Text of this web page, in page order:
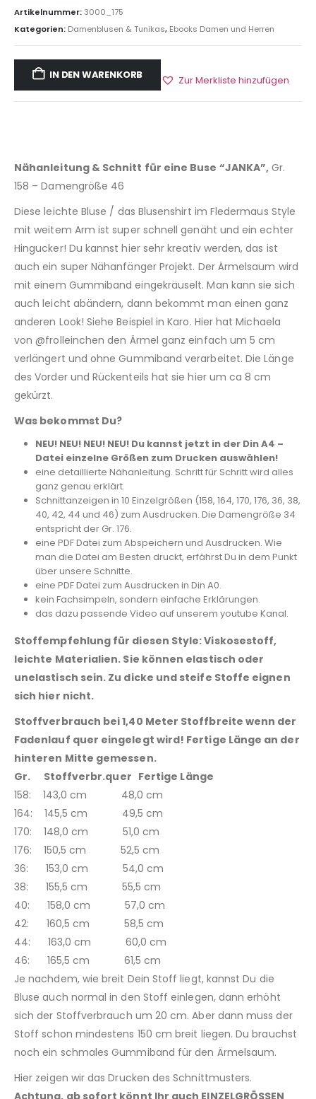
Artikelnummer:3000_175
Kategorien: Damenblusen & Tunikas, Ebooks Damen und Herren
IN DEN WARENKORB Zur Merkliste hinzufügen
Nähanleitung & Schnitt für eine Buse “JANKA”, Gr.
158 – Damengröße 46
Diese leichte Bluse / das Blusenshirt im Fledermaus Style
mit weitem Arm ist super schnell genäht und ein echter
Hingucker! Du kannst hier sehr kreativ werden, das ist
auch ein super Nähanfänger Projekt. Der Ärmelsaum wird
mit einem Gummiband eingekräuselt. Man kann sie sich
auch leicht abändern, dann bekommt man einen ganz
anderen Look! Siehe Beispiel in Karo. Hier hat Michaela
von @frolleinchen den Ärmel ganz einfach um 5 cm
verlängert und ohne Gummiband verarbeitet. Die Länge
des Vorder und Rückenteils hat sie hier um ca 8 cm
gekürzt.
Was bekommst Du?
NEU! NEU! NEU! NEU! Du kannst jetzt in der Din A4 –
Datei einzelne Größen zum Drucken auswählen!
eine detaillierte Nähanleitung. Schritt für Schritt wird alles
ganz genau erklärt.
Schnittanzeigen in 10 Einzelgrößen (158, 164, 170, 176, 36, 38,
40, 42, 44 und 46) zum Ausdrucken. Die Damengröße 34
entspricht der Gr. 176.
eine PDF Datei zum Abspeichern und Ausdrucken. Wie
man die Datei am Besten druckt, erfährst Du in dem Punkt
über unsere Schnitte.
eine PDF Datei zum Ausdrucken in Din A0.
kein Fachsimpeln, sondern einfache Erklärungen.
das dazu passende Video auf unserem youtube Kanal.
Stoffempfehlung für diesen Style: Viskosestoff,
leichte Materialien. Sie können elastisch oder
unelastisch sein. Zu dicke und steife Stoffe eignen
sich hier nicht.
Stoffverbrauch bei 1,40 Meter Stoffbreite wenn der
Fadenlauf quer eingelegt wird! Fertige Länge an der
hinteren Mitte gemessen.
Gr. Stoffverbr.quer Fertige Länge
158: 143,0 cm 48,0 cm
164: 145,5 cm 49,5 cm
170: 148,0 cm 51,0 cm
176: 150,5 cm 52,5 cm
36: 153,0 cm 54,0 cm
38: 155,5 cm 55,5 cm
40: 158,0 cm 57,0 cm
42: 160,5 cm 58,5 cm
44: 163,0 cm 60,0 cm
46: 165,5 cm 61,5 cm
Je nachdem, wie breit Dein Stoff liegt, kannst Du die
Bluse auch normal in den Stoff einlegen, dann erhöht
sich der Stoffverbrauch um 20 cm. Aber dann muss der
Stoff schon mindestens 150 cm breit liegen. Du brauchst
noch ein schmales Gummiband für den Ärmelsaum.
Hier zeigen wir das Drucken des Schnittmusters.
Achtung, ab sofort könnt Ihr auch EINZELGRÖSSEN